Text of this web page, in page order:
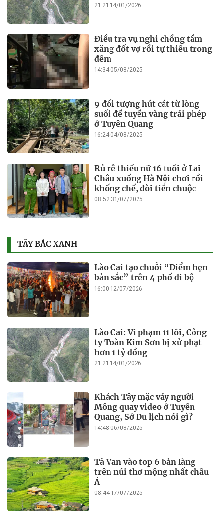
21:21 14/01/2026
Điều tra vụ nghi chồng tẩm
xăng đốt vợ rồi tự thiêu trong
đêm
14:34 05/08/2025
9 đối tượng hút cát từ lòng
suối để tuyển vàng trái phép
ở Tuyên Quang
16:24 04/08/2025
Rủ rê thiếu nữ 16 tuổi ở Lai
Châu xuống Hà Nội chơi rồi
khống chế, đòi tiền chuộc
08:52 31/07/2025
TÂY BẮC XANH
Lào Cai tạo chuỗi “Điểm hẹn
bản sắc” trên 4 phố đi bộ
16:00 12/07/2026
Lào Cai: Vi phạm 11 lỗi, Công
ty Toàn Kim Sơn bị xử phạt
hơn 1 tỷ đồng
21:21 14/01/2026
Khách Tây mặc váy người
Mông quay video ở Tuyên
Quang, Sở Du lịch nói gì?
14:48 06/08/2025
Tả Van vào top 6 bản làng
trên núi thơ mộng nhất châu
Á
08:44 17/07/2025